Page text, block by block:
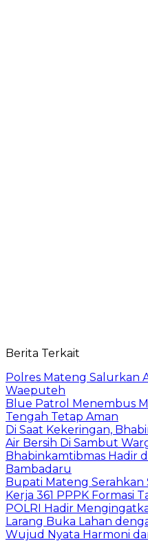
Berita Terkait
Polres Mateng Salurkan
Waeputeh
Blue Patrol Menembus
Tengah Tetap Aman
Di Saat Kekeringan,
Air Bersih Di Sambut
Bhabinkamtibmas Hadir
Bambadaru
Bupati Mateng Serahkan
Kerja 361 PPPK Formasi
POLRI Hadir
Larang Buka Lahan
Wujud Nyata Harmoni